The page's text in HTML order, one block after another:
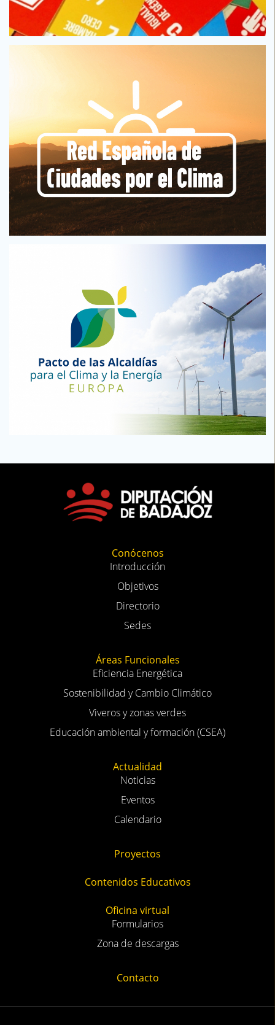
Conócenos
Introducción
Objetivos
Directorio
Sedes
Áreas Funcionales
Eficiencia Energética
Sostenibilidad y Cambio Climático
Viveros y zonas verdes
Educación ambiental y formación (CSEA)
Actualidad
Noticias
Eventos
Calendario
Proyectos
Contenidos Educativos
Oficina virtual
Formularios
Zona de descargas
Contacto